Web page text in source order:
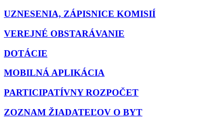
UZNESENIA, ZÁPISNICE KOMISIÍ
VEREJNÉ OBSTARÁVANIE
DOTÁCIE
MOBILNÁ APLIKÁCIA
PARTICIPATÍVNY ROZPOČET
ZOZNAM ŽIADATEĽOV O BYT